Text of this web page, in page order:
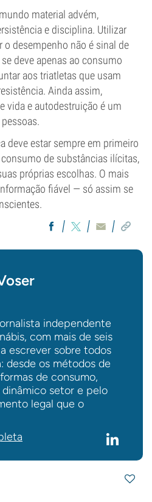
material advém,
e disciplina. Utilizar
o desempenho não é sinal de
deve apenas ao consumo
aos triatletas que usam
Ainda assim,
vida e autodestruição é um
deve estar sempre em primeiro
de substâncias ilícitas,
próprias escolhas. O mais
fiável — só assim se
independente
com mais de seis
escrever sobre todos
desde os métodos de
de consumo,
setor e pelo
legal que o